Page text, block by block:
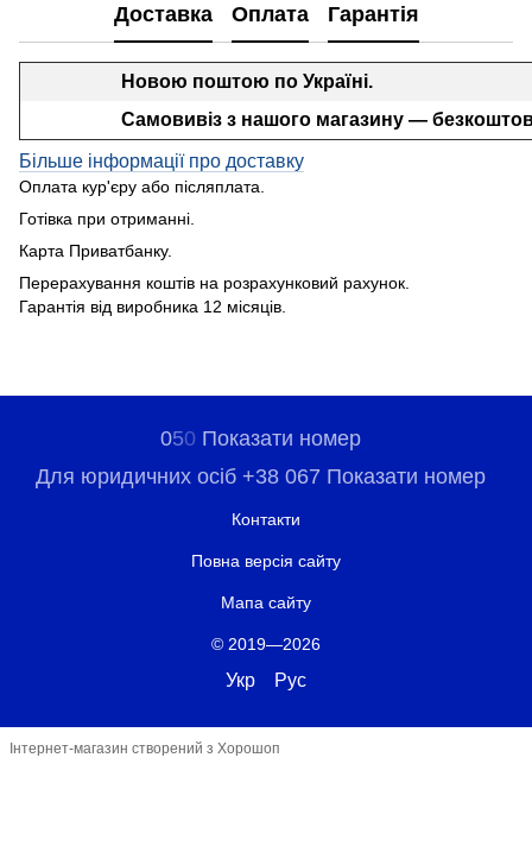
Доставка Оплата Гарантія
Новою поштою по Україні.
Самовивіз з нашого магазину —
Більше інформації про доставку
Оплата кур'єру або післяплата.
Готівка при отриманні.
Карта Приватбанку.
Перерахування коштів на розрахунковий рахунок.
Гарантія від виробника 12 місяців.
050 Показати номер
Для юридичних осіб +38 067 Показати номер
Контакти
Повна версія сайту
Мапа сайту
© 2019—2026
Укр Рус
Інтернет-магазин створений з Хорошоп